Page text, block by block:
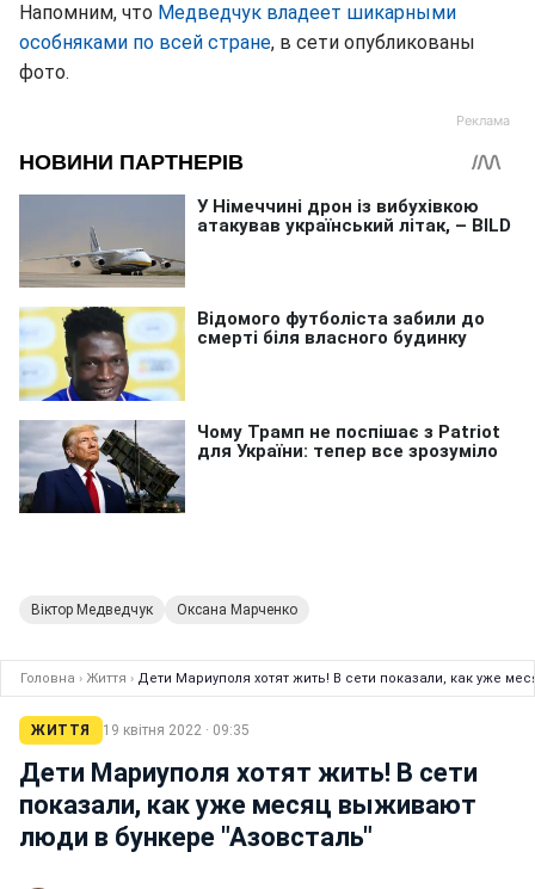
Напомним, что Медведчук владеет шикарными
особняками по всей стране, в сети опубликованы
фото.
Віктор Медведчук Оксана Марченко
Головна › Життя › Дети Мариуполя хотят жить! В сети показали, как уже
ЖИТТЯ 19 квітня 2022 · 09:35
Дети Мариуполя хотят жить! В сети
показали, как уже месяц выживают
люди в бункере "Азовсталь"